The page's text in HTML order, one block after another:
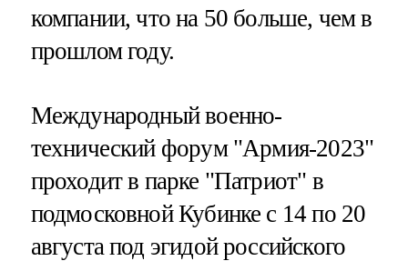
компании, что на 50 больше, чем в
прошлом году.
Международный военно-
технический форум "Армия-2023"
проходит в парке "Патриот" в
подмосковной Кубинке с 14 по 20
августа под эгидой российского